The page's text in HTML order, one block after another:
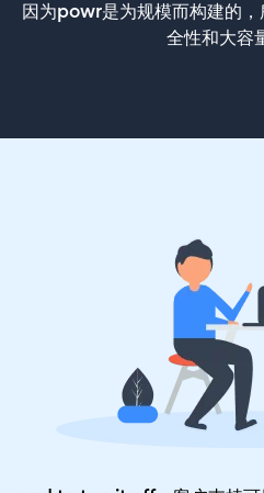
因为powr是为规模而构建的
全性和大容